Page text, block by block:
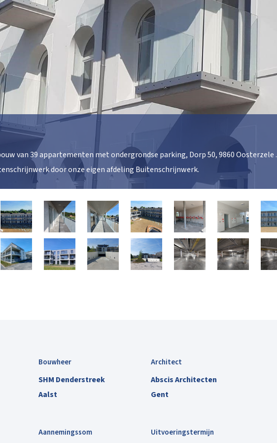
van 39 appartementen met ondergrondse parking, Dorp 50, 9860 Oosterzele .
door onze eigen afdeling Buitenschrijnwerk.
Bouwheer
SHM Denderstreek
Aalst
Architect
Abscis Architecten
Gent
Aannemingssom Uitvoeringstermijn